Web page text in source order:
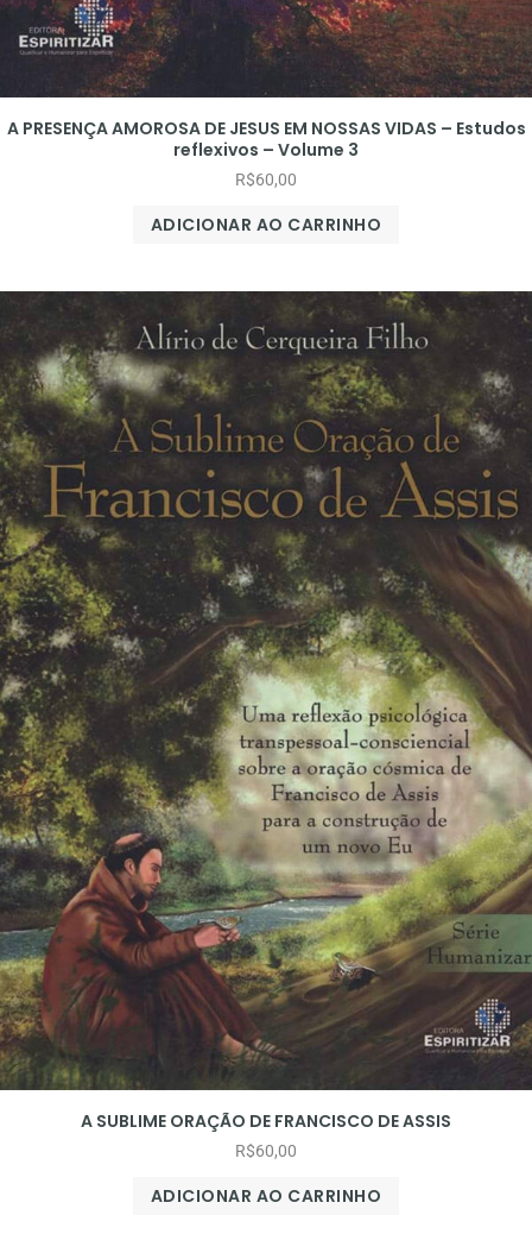
A PRESENÇA AMOROSA DE JESUS EM NOSSAS VIDAS – Estudos
reflexivos – Volume 3
R$60,00
ADICIONAR AO CARRINHO
A SUBLIME ORAÇÃO DE FRANCISCO DE ASSIS
R$60,00
ADICIONAR AO CARRINHO